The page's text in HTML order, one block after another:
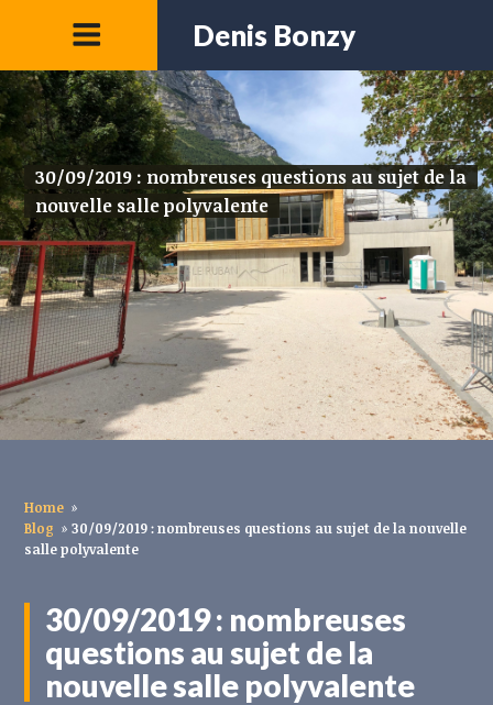
Denis Bonzy
30/09/2019 : nombreuses questions au sujet de la
nouvelle salle polyvalente
Home »
Blog » 30/09/2019 : nombreuses questions au sujet de la nouvelle
salle polyvalente
30/09/2019 : nombreuses
questions au sujet de la
nouvelle salle polyvalente